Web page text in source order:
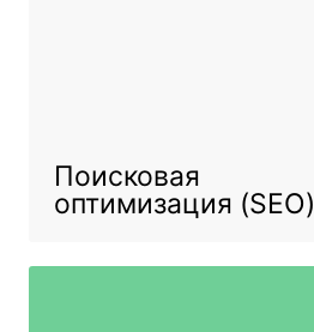
Поисковая
оптимизация (SEO)